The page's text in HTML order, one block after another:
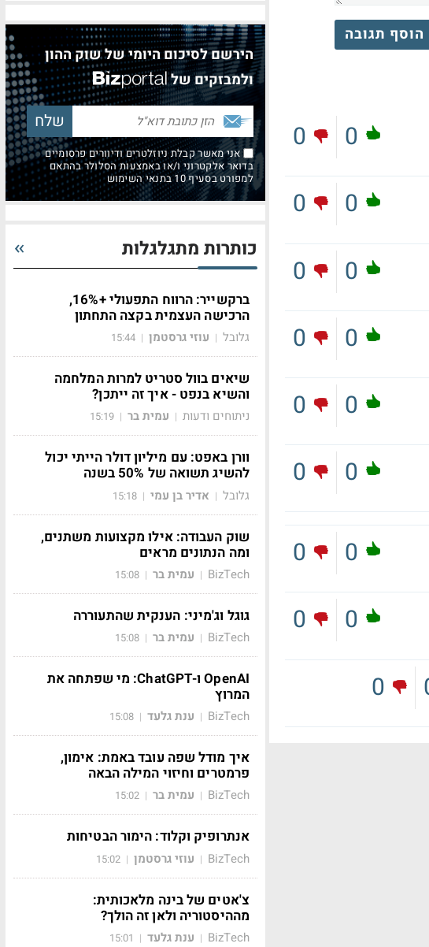
הוסף תגובה
0
0
0
0
0
0
0
0
0
0
0
0
0
0
0
0
0
הירשם לסיכום היומי של שוק ההון
ולמבזקים של
אני מאשר קבלת ניוזלטרים ודיוורים פרסומיים
בדואר אלקטרוני ו/או באמצעות הסלולר בהתאם
למפורט בסעיף 10 בתנאי השימוש
כותרות מתגלגלות
ברקשייר: הרווח התפעולי +16%,
הרכישה העצמית בקצה התחתון
גלובל | עוזי גרסטמן |
15:44
שיאים בוול סטריט למרות המלחמה
והשיא בנפט - איך זה ייתכן?
ניתוחים ודעות | עמית בר |
15:19
וורן באפט: עם מיליון דולר הייתי יכול
להשיג תשואה של 50% בשנה
גלובל | אדיר בן עמי |
15:18
שוק העבודה: אילו מקצועות משתנים,
ומה הנתונים מראים
BizTech
| עמית בר |
15:08
גוגל וג'מיני: הענקית שהתעוררה
BizTech
| עמית בר |
15:08
OpenAI ו-ChatGPT: מי שפתחה את
המרוץ
BizTech
| ענת גלעד |
15:08
איך מודל שפה עובד באמת: אימון,
פרמטרים וחיזוי המילה הבאה
BizTech
| עמית בר |
15:02
אנתרופיק וקלוד: הימור הבטיחות
BizTech
| עוזי גרסטמן |
15:02
צ'אטים של בינה מלאכותית:
מההיסטוריה ולאן זה הולך?
BizTech
| ענת גלעד |
15:01